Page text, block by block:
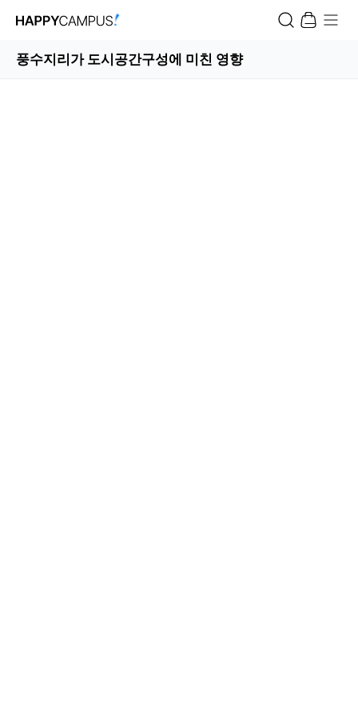
풍수지리가 도시공간구성에 미친 영향